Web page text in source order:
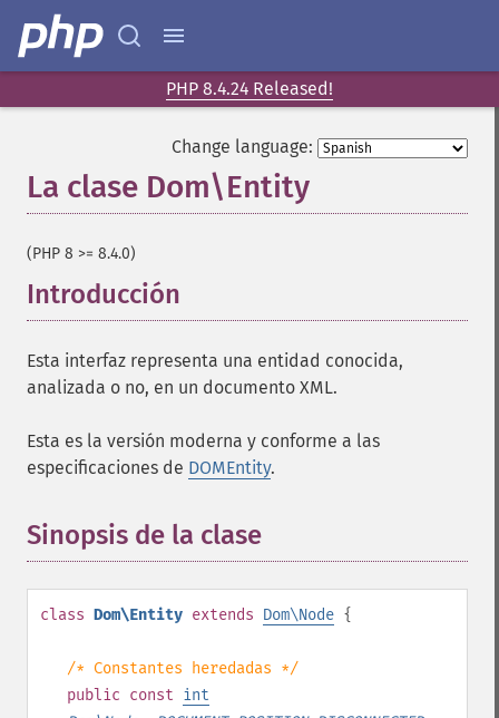
PHP 8.4.24 Released!
Change language:
La clase Dom\Entity
(PHP 8 >= 8.4.0)
Introducción
Esta interfaz representa una entidad conocida,
analizada o no, en un documento XML.
Esta es la versión moderna y conforme a las
especificaciones de DOMEntity.
Sinopsis de la clase
class Dom\Entity extends Dom\Node {
/* Constantes heredadas */
public const int